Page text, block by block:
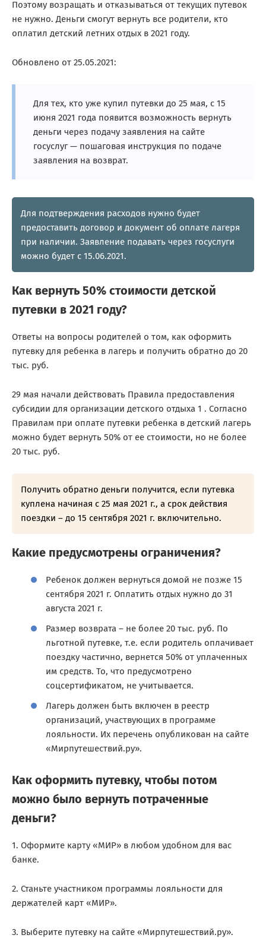
Поэтому возращать и отказываться от текущих путевок
не нужно. Деньги смогут вернуть все родители, кто
оплатил детский летних отдых в 2021 году.
Обновлено от 25.05.2021:
Для тех, кто уже купил путевки до 25 мая, с 15
июня 2021 года появится возможность вернуть
деньги через подачу заявления на сайте
госуслуг — пошаговая инструкция по подаче
заявления на возврат.
Для подтверждения расходов нужно будет
предоставить договор и документ об оплате лагеря
при наличии. Заявление подавать через госуслуги
можно будет с 15.06.2021.
Как вернуть 50% стоимости детской
путевки в 2021 году?
Ответы на вопросы родителей о том, как оформить
путевку для ребенка в лагерь и получить обратно до 20
тыс. руб.
29 мая начали действовать Правила предоставления
субсидии для организации детского отдыха 1 . Согласно
Правилам при оплате путевки ребенка в детский лагерь
можно будет вернуть 50% от ее стоимости, но не более
20 тыс. руб.
Получить обратно деньги получится, если путевка
куплена начиная с 25 мая 2021 г., а срок действия
поездки – до 15 сентября 2021 г. включительно.
Какие предусмотрены ограничения?
Ребенок должен вернуться домой не позже 15
сентября 2021 г. Оплатить отдых нужно до 31
августа 2021 г.
Размер возврата – не более 20 тыс. руб. По
льготной путевке, т.е. если родитель оплачивает
поездку частично, вернется 50% от уплаченных
им средств. То, что предусмотрено
соцсертификатом, не учитывается.
Лагерь должен быть включен в реестр
организаций, участвующих в программе
лояльности. Их перечень опубликован на сайте
«Мирпутешествий.ру».
Как оформить путевку, чтобы потом
можно было вернуть потраченные
деньги?
1. Оформите карту «МИР» в любом удобном для вас
банке.
2. Станьте участником программы лояльности для
держателей карт «МИР».
3. Выберите путевку на сайте «Мирпутешествий.ру».